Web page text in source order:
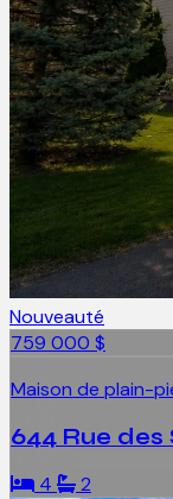
Nouveauté
759 000 $
Maison de plain-
644 Rue
4 2